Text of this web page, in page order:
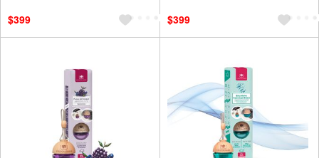
$399
$399